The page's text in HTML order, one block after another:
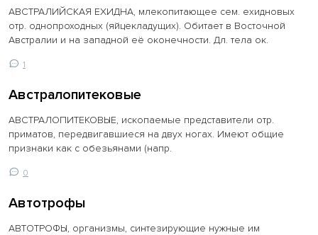
АВСТРАЛИЙСКАЯ ЕХИДНА, млекопитающее сем. ехидновых
отр. однопроходных (яйцекладущих). Обитает в Восточной
Австралии и на западной её оконечности. Дл. тела ок.
1
Австралопитековые
АВСТРАЛОПИТЕКОВЫЕ, ископаемые представители отр.
приматов, передвигавшиеся на двух ногах. Имеют общие
признаки как с обезьянами (напр.
0
Автотрофы
АВТОТРОФЫ, организмы, синтезирующие нужные им